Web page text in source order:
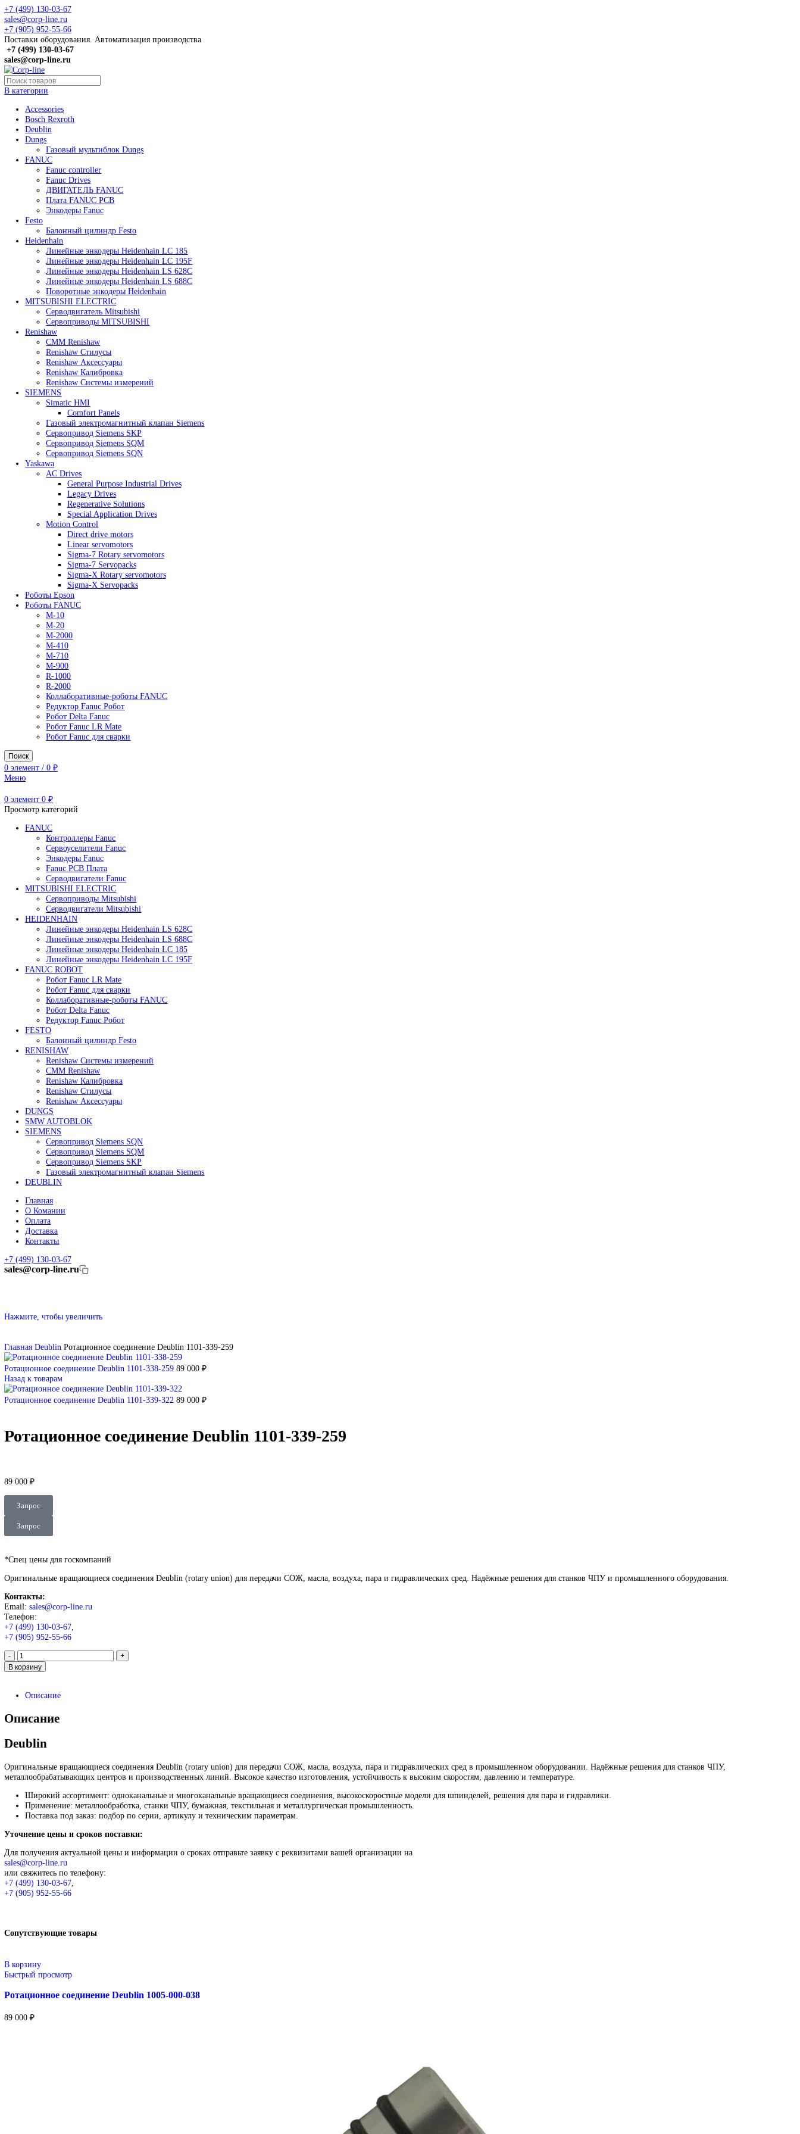
+7 (499) 130-03-67
sales@corp-line.ru
+7 (905) 952-55-66
Поставки оборудования. Автоматизация производства
+7 (499)130-03-67
sales@corp-line.ru
Accessories
Bosch Rexroth
Deublin
Dungs
Газовый мультиблок Dungs
FANUC
Fanuc controller
Fanuc Drives
ДВИГАТЕЛЬ FANUC
Плата FANUC PCB
Энкодеры Fanuc
Festo
Балонный цилиндр Festo
Heidenhain
Линейные энкодеры Heidenhain LC 185
Линейные энкодеры Heidenhain LC 195F
Линейные энкодеры Heidenhain LS 628C
Линейные энкодеры Heidenhain LS 688C
Поворотные энкодеры Heidenhain
MITSUBISHI ELECTRIC
Серводвигатель Mitsubishi
Сервоприводы MITSUBISHI
Renishaw
CMM Renishaw
Renishaw Cтилусы
Renishaw Аксессуары
Renishaw Калибровка
Renishaw Системы измерений
SIEMENS
Simatic HMI
Газовый электромагнитный клапан Siemens
Сервопривод Siemens SKP
Сервопривод Siemens SQM
Сервопривод Siemens SQN
Yaskawa
AC Drives
General Purpose Industrial Drives
Legacy Drives
Regenerative Solutions
Special Application Drives
Motion Control
Direct drive motors
Роботы Epson
Роботы FANUC
M-10
M-20
M-2000
M-410
R-1000
Редуктор Fanuc Робот
Робот Delta Fanuc
Робот Fanuc LR Mate
Робот Fanuc для сварки
элемент / 0₽
Меню
элемент 0₽
Просмотр категорий
FANUC
Контроллеры Fanuc
Сервоуселители Fanuc
Энкодеры Fanuc
Fanuc PCB Плата
Серводвигатели Fanuc
MITSUBISHI ELECTRIC
Сервоприводы Mitsubishi
HEIDENHAIN
Линейные энкодеры Heidenhain LS 628C
Линейные энкодеры Heidenhain LS 688C
Линейные энкодеры Heidenhain LC 185
Линейные энкодеры Heidenhain LC 195F
FANUC ROBOT
Робот Fanuc LR Mate
Робот Fanuc для сварки
Коллаборативные-роботы FANUC
Робот Delta Fanuc
Редуктор Fanuc Робот
FESTO
Балонный цилиндр Festo
Renishaw Системы измерений
CMM Renishaw
Renishaw Калибровка
Renishaw Cтилусы
DUNGS
SMW AUTOBLOK
Сервопривод Siemens SKP
DEUBLIN
Главная
О Комании
Оплата
Доставка
+7 (499) 130-03-67
sales@corp-line.ru
Нажмите, чтобы увеличить
ГлавнаяDeublin
Ротационное соединение Deublin 1101-338-259
Назад к товарам
Ротационное соединение Deublin 1101-339-322
Ротационное соединение Deublin 1101-339-259
*Спец цены для госкомпаний
Оригинальные вращающиеся соединения Deublin (rotary union) для передачи СОЖ, масла, воздуха, пара и гидравлических сред. Надёжные решения для станков ЧПУ и промышленного
Контакты:
Телефон:
+7 (499) 130-03-67
+7 (905) 952-55-66
В корзину
Deublin
металлообрабатывающих центров и производственных линий. Высокое качество изготовления, устойчивость к высоким скоростям, давлению и температуре.
Для получения актуальной цены и информации о сроках отправьте заявку с реквизитами вашей организации на